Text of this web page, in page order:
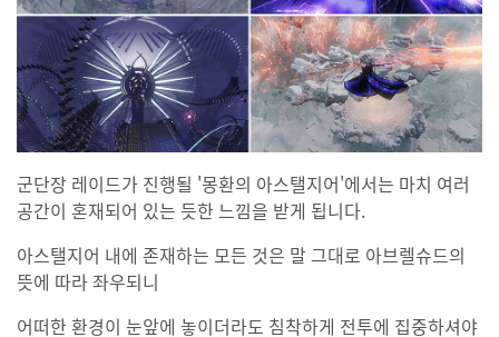
군단장 레이드가 진행될 '몽환의 아스탤지어'에서는 마치 여러
공간이 혼재되어 있는 듯한 느낌을 받게 됩니다.
아스탤지어 내에 존재하는 모든 것은 말 그대로 아브렐슈드의
뜻에 따라 좌우되니
어떠한 환경이 눈앞에 놓이더라도 침착하게 전투에 집중하셔야